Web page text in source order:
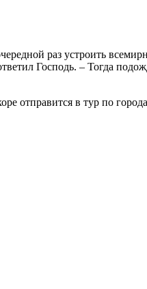
раз устроить
Господь. – Тогда
отправится в тур по